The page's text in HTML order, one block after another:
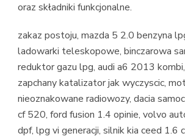
oraz składniki funkcjonalne.
zakaz postoju, mazda 5 2.0 benzyna
ladowarki teleskopowe, binczarowa
reduktor gazu lpg, audi a6 2013
zapchany katalizator jak wyczyscic,
nieoznakowane radiowozy, dacia
cf 520, ford fusion 1.4 opinie, volvo
dpf, lpg vi generacji, silnik kia ceed 1.6